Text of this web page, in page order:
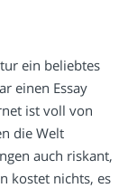
ein beliebtes
einen Essay
ist voll von
die Welt
auch riskant,
kostet nichts, es